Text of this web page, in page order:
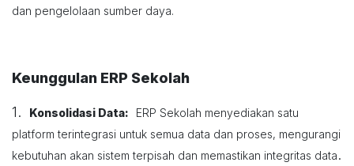
dan pengelolaan sumber daya.
Keunggulan ERP Sekolah
1. Konsolidasi Data:
ERP Sekolah menyediakan satu
platform terintegrasi untuk semua data dan proses, mengurangi
kebutuhan akan sistem terpisah dan memastikan integritas data.